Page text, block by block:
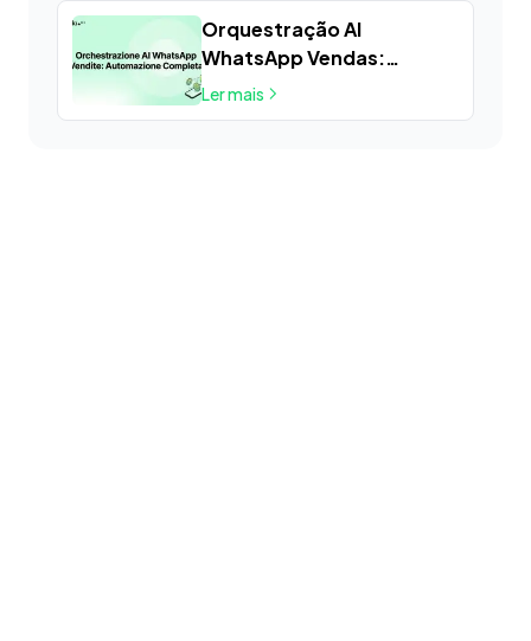
Orquestração AI
WhatsApp Vendas:
Automação Completa
Ler mais